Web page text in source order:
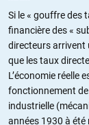
Si le « gouffre des
financière des «
directeurs arrivent
que les taux
L’économie réelle
fonctionnement
industrielle
années 1930 à